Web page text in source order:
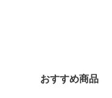
おすすめ商品